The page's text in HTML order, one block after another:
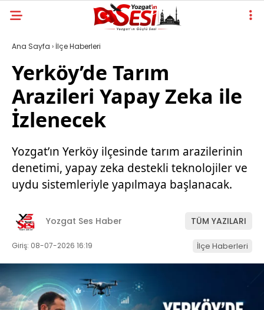
Ana Sayfa › İlçe Haberleri
Yerköy’de Tarım
Arazileri Yapay Zeka ile
İzlenecek
Yozgat’ın Yerköy ilçesinde tarım arazilerinin
denetimi, yapay zeka destekli teknolojiler ve
uydu sistemleriyle yapılmaya başlanacak.
Yozgat Ses Haber TÜM YAZILARI
Giriş: 08-07-2026 16:19 İlçe Haberleri